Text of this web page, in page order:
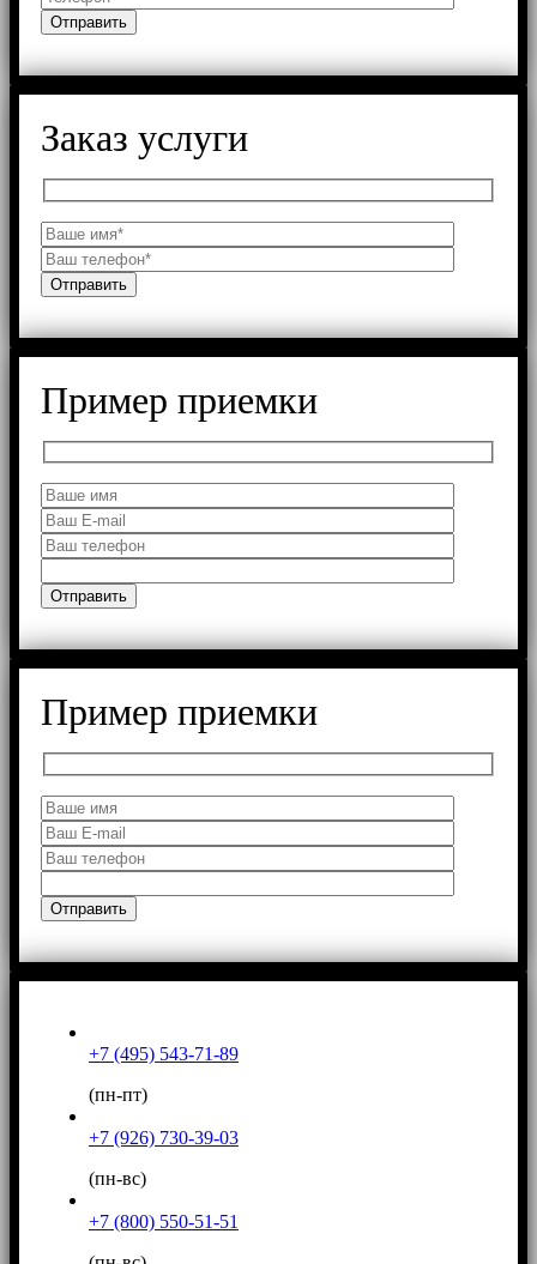
Заказ услуги
Пример приемки
Пример приемки
+7 (495) 543-71-89
(пн-пт)
+7 (926) 730-39-03
(пн-вс)
+7 (800) 550-51-51